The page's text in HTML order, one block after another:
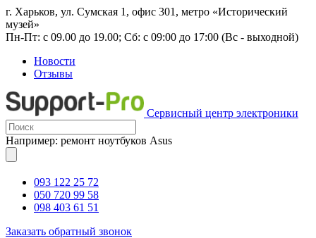
г. Харьков, ул. Сумская 1, офис 301, метро «Исторический
музей»
Пн-Пт: с 09.00 до 19.00; Сб: с 09:00 до 17:00 (Вс - выходной)
Новости
Отзывы
Сервисный центр электроники
Например: ремонт ноутбуков Asus
093 122 25 72
050 720 99 58
098 403 61 51
Заказать обратный звонок